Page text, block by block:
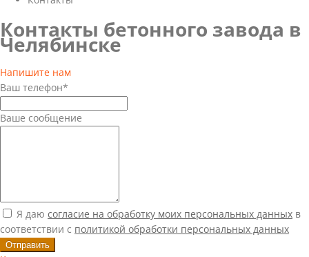
Контакты бетонного завода в
Челябинске
Напишите нам
Ваш телефон*
Ваше сообщение
Я даю согласие на обработку моих персональных данных в
соответствии с политикой обработки персональных данных
Отправить